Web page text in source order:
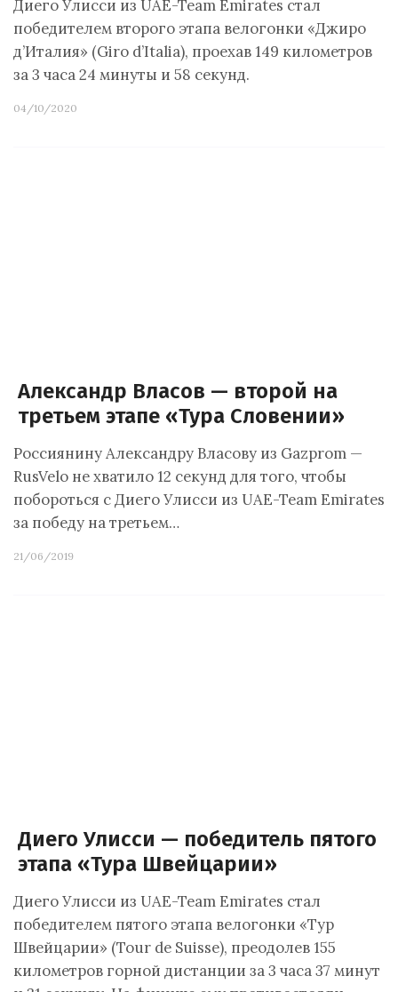
Диего Улисси из UAE-Team Emirates стал
победителем второго этапа велогонки «Джиро
д’Италия» (Giro d’Italia), проехав 149 километров
за 3 часа 24 минуты и 58 секунд.
04/10/2020
Александр Власов — второй на
третьем этапе «Тура Словении»
Россиянину Александру Власову из Gazprom —
RusVelo не хватило 12 секунд для того, чтобы
побороться с Диего Улисси из UAE-Team Emirates
за победу на третьем…
21/06/2019
Диего Улисси — победитель пятого
этапа «Тура Швейцарии»
Диего Улисси из UAE-Team Emirates стал
победителем пятого этапа велогонки «Тур
Швейцарии» (Tour de Suisse), преодолев 155
километров горной дистанции за 3 часа 37 минут